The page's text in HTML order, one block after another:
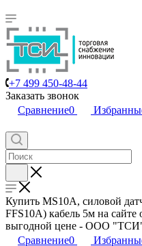
+7 499 450-48-44
Заказать звонок
Сравнение0
Купить MS10A, силовой
FFS10A) кабель 5м на
выгодной цене - ООО
Сравнение0